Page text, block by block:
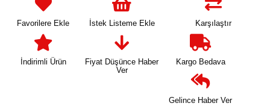
Favorilere Ekle İstek Listeme Ekle Karşılaştır
İndirimli Ürün
Fiyat Düşünce Haber
Ver
Kargo Bedava
Gelince Haber Ver